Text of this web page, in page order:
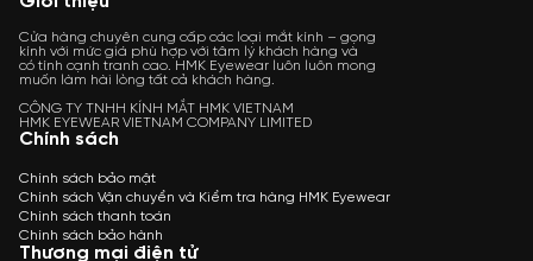
Cửa hàng chuyên cung cấp các loại mắt kính – gọng
kính với mức giá phù hợp với tâm lý khách hàng và
có tính cạnh tranh cao. HMK Eyewear luôn luôn mong
muốn làm hài lòng tất cả khách hàng.
CÔNG TY TNHH KÍNH MẮT HMK VIETNAM
HMK EYEWEAR VIETNAM COMPANY LIMITED
Chính sách
Chính sách bảo mật
Chính sách Vận chuyển và Kiểm tra hàng HMK Eyewear
Chính sách thanh toán
Chính sách bảo hành
Thương mại điện tử